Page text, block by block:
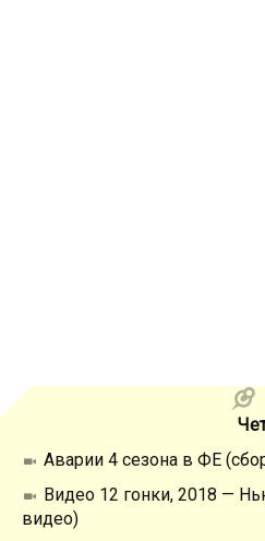
Аварии 4 сезона в ФЕ
Видео 12 гонки, 2018 —
видео)